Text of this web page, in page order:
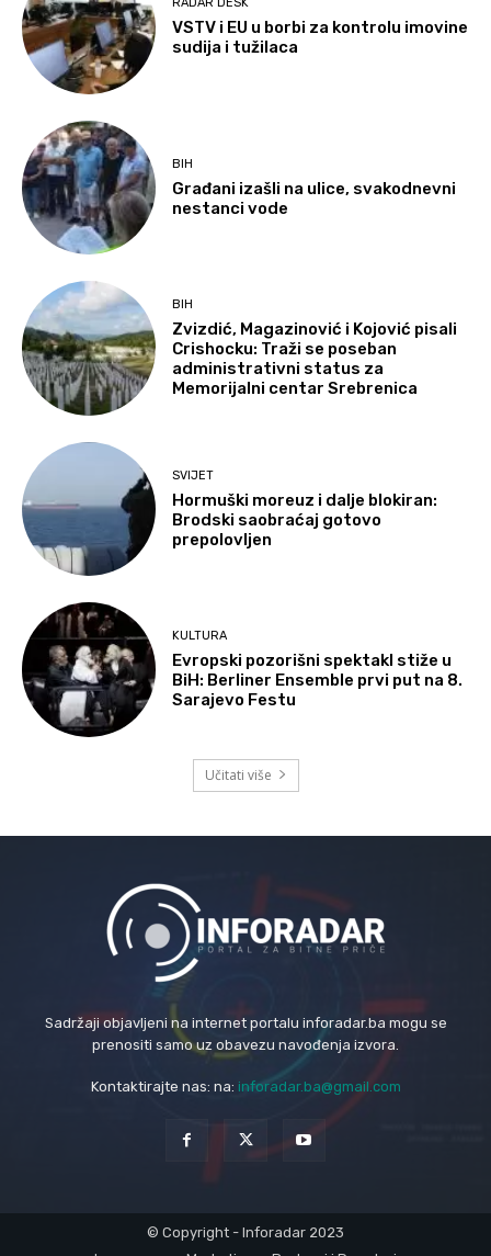
RADAR DESK
VSTV i EU u borbi za kontrolu imovine
sudija i tužilaca
BIH
Građani izašli na ulice, svakodnevni
nestanci vode
BIH
Zvizdić, Magazinović i Kojović pisali
Crishocku: Traži se poseban
administrativni status za
Memorijalni centar Srebrenica
SVIJET
Hormuški moreuz i dalje blokiran:
Brodski saobraćaj gotovo
prepolovljen
KULTURA
Evropski pozorišni spektakl stiže u
BiH: Berliner Ensemble prvi put na 8.
Sarajevo Festu
Učitati više
Sadržaji objavljeni na internet portalu inforadar.ba mogu se
prenositi samo uz obavezu navođenja izvora.
Kontaktirajte nas: na: inforadar.ba@gmail.com
© Copyright - Inforadar 2023